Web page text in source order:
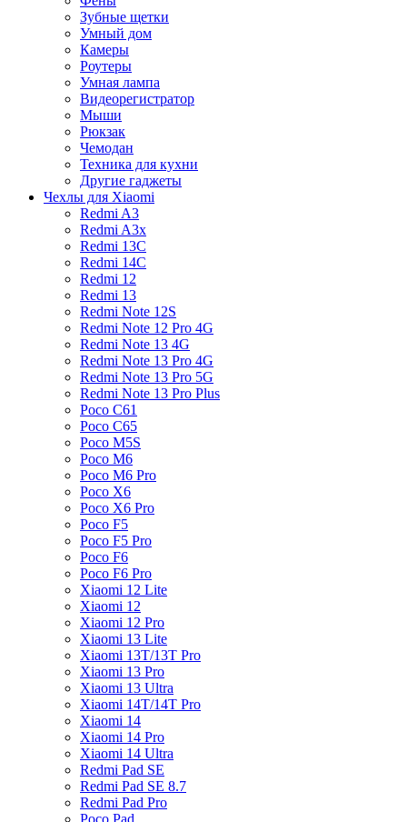
Зубные щетки
Умный дом
Камеры
Роутеры
Умная лампа
Видеорегистратор
Мыши
Рюкзак
Чемодан
Техника для кухни
Другие гаджеты
Чехлы для Xiaomi
Redmi A3
Redmi A3x
Redmi 13C
Redmi 14C
Redmi 12
Redmi 13
Redmi Note 12S
Redmi Note 12 Pro 4G
Redmi Note 13 4G
Redmi Note 13 Pro 4G
Redmi Note 13 Pro 5G
Redmi Note 13 Pro Plus
Poco C61
Poco C65
Poco M5S
Poco M6
Poco M6 Pro
Poco X6
Poco X6 Pro
Poco F5
Poco F5 Pro
Poco F6
Poco F6 Pro
Xiaomi 12 Lite
Xiaomi 12
Xiaomi 12 Pro
Xiaomi 13 Lite
Xiaomi 13T/13T Pro
Xiaomi 13 Pro
Xiaomi 13 Ultra
Xiaomi 14T/14T Pro
Xiaomi 14
Xiaomi 14 Pro
Xiaomi 14 Ultra
Redmi Pad SE
Redmi Pad SE 8.7
Redmi Pad Pro
Poco Pad